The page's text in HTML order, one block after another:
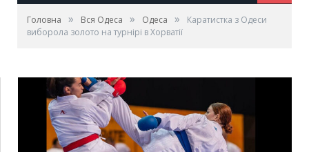
Головна » Вся Одеса » Одеса »
Каратистка з Одеси
виборола золото на турнірі в Хорватії